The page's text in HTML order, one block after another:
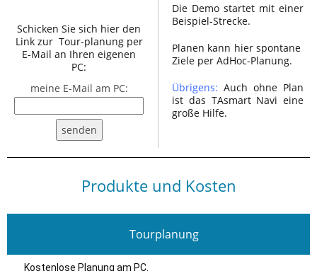
Schicken Sie sich hier den
Link zur Tour-planung per
E-Mail an Ihren eigenen
PC:
meine E-Mail am PC:
senden
Die Demo startet mit einer
Beispiel-Strecke.
Planen kann hier spontane
Ziele per AdHoc-Planung.
Übrigens: Auch ohne Plan
ist das TAsmart Navi eine
große Hilfe.
Produkte und Kosten
Tourplanung
Kostenlose Planung am PC.